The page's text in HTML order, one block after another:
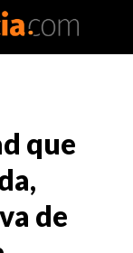
que
de